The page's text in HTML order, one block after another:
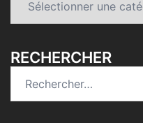
RECHERCHER